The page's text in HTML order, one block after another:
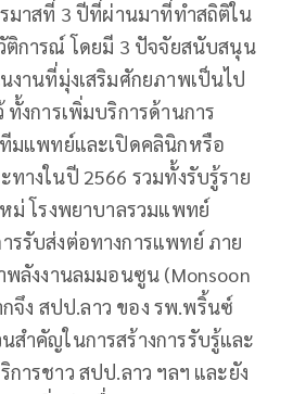
มาสที่ 3 ปีที่ผ่านมาที่ทำสถิติใน
ติการณ์ โดยมี 3 ปัจจัยสนับสนุน
งานที่มุ่งเสริมศักยภาพเป็นไป
ทั้งการเพิ่มบริการด้านการ
มแพทย์และเปิดคลินิกหรือ
างในปี 2566 รวมทั้งรับรู้ราย
ม่ โรงพยาบาลรวมแพทย์
รับส่งต่อทางการแพทย์ ภาย
พลังงานลมมอนซูน (Monsoon
กจึง สปป.ลาว ของ รพ.พริ้นซ์
สำคัญในการสร้างการรับรู้และ
ารชาว สปป.ลาว ฯลฯ และยัง